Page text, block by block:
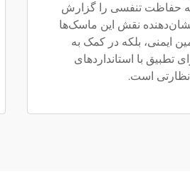
حفاظت تنفسی را گزارش
نقش این ماسک‌ها
ایمنی، بلکه در کمک به
تطبیق با استانداردهای
نظارتی است.